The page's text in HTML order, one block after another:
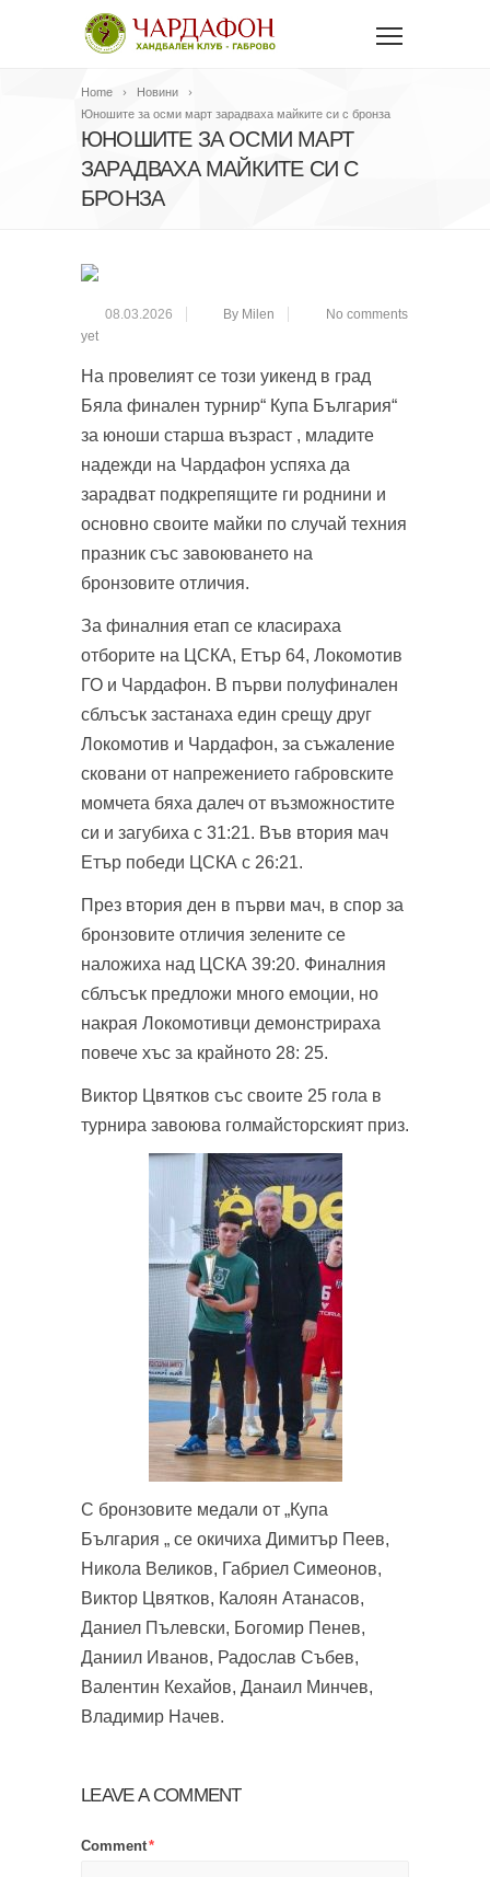
Home
Новини
Юношите за осми март зарадваха майките си с бронза
ЮНОШИТЕ ЗА ОСМИ МАРТ
ЗАРАДВАХА МАЙКИТЕ СИ С
БРОНЗА
08.03.2026 By Milen
No comments
yet
На провелият се този уикенд в град
Бяла финален турнир“ Купа България“
за юноши старша възраст , младите
надежди на Чардафон успяха да
зарадват подкрепящите ги роднини и
основно своите майки по случай техния
празник със завоюването на
бронзовите отличия.
За финалния етап се класираха
отборите на ЦСКА, Етър 64, Локомотив
ГО и Чардафон. В първи полуфинален
сблъсък застанаха един срещу друг
Локомотив и Чардафон, за съжаление
сковани от напрежението габровските
момчета бяха далеч от възможностите
си и загубиха с 31:21. Във втория мач
Етър победи ЦСКА с 26:21.
През втория ден в първи мач, в спор за
бронзовите отличия зелените се
наложиха над ЦСКА 39:20. Финалния
сблъсък предложи много емоции, но
накрая Локомотивци демонстрираха
повече хъс за крайното 28: 25.
Виктор Цвятков със своите 25 гола в
турнира завоюва голмайсторският приз.
С бронзовите медали от „Купа
България „ се окичиха Димитър Пеев,
Никола Великов, Габриел Симеонов,
Виктор Цвятков, Калоян Атанасов,
Даниел Пълевски, Богомир Пенев,
Даниил Иванов, Радослав Събев,
Валентин Кехайов, Данаил Минчев,
Владимир Начев.
LEAVE A COMMENT
Comment*